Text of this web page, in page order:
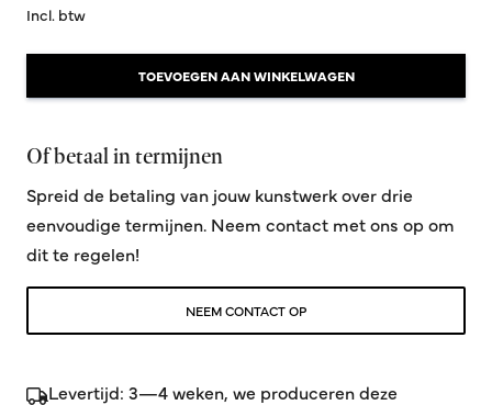
Incl. btw
TOEVOEGEN AAN WINKELWAGEN
Of betaal in termijnen
Spreid de betaling van jouw kunstwerk over drie
eenvoudige termijnen. Neem contact met ons op om
dit te regelen!
NEEM CONTACT OP
Levertijd: 3—4 weken, we produceren deze